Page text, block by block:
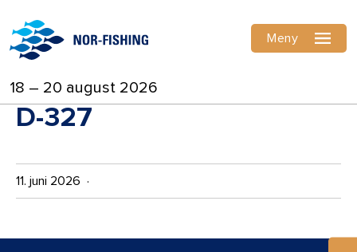
18 – 20 august 2026
Meny
D-327
11. juni 2026 ·